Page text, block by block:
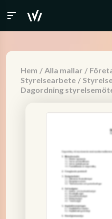
Hem / Alla mallar /
Styrelsearbete /
Dagordning